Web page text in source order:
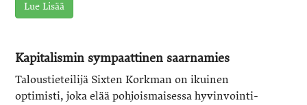
Lue Lisää
Kapitalismin sympaattinen saarnamies
Taloustieteilijä Sixten Korkman on ikuinen
optimisti, joka elää pohjoismaisessa hyvinvointi­